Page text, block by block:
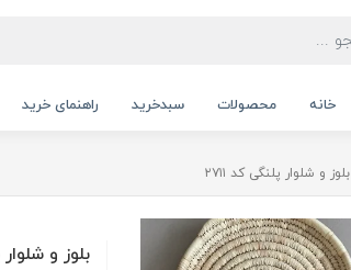
خانه محصولات سبدخرید راهنمای خرید
بلوز و شلوار پلنگی کد ۲۷۱۱
بلوز و شلوار